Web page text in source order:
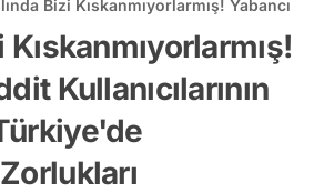
Bizi Kıskanmıyorlarmış! Yabancı
Kullanıcılarının